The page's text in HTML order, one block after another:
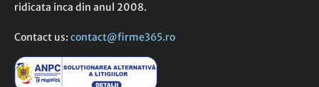
ridicata inca din anul 2008.
Contact us: contact@firme365.ro